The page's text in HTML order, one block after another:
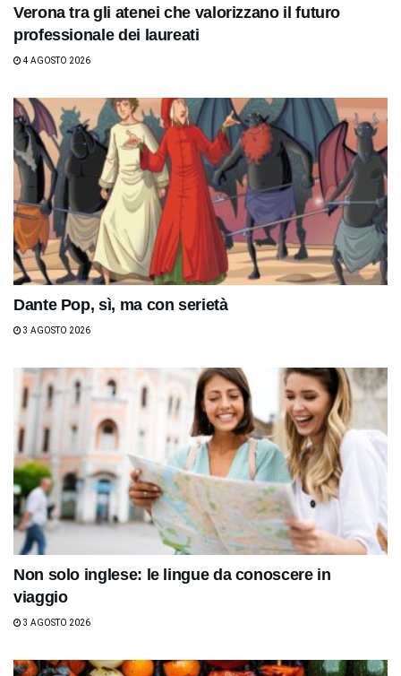
Verona tra gli atenei che valorizzano il futuro
professionale dei laureati
4 AGOSTO 2026
Dante Pop, sì, ma con serietà
3 AGOSTO 2026
Non solo inglese: le lingue da conoscere in
viaggio
3 AGOSTO 2026